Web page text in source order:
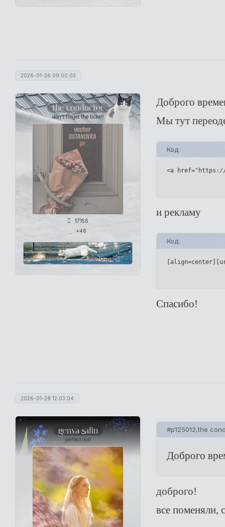
2026-01-26 09:00:03
the conductor
don't forget the ticket!
17156
+46
Доброго
Мы тут
Код:
<a href="https://
и рекламу
Код:
Спасибо!
2026-01-28 12:03:04
genya safin
perfect doll
#p125012,the
Доброго
доброго!
все поменяли,